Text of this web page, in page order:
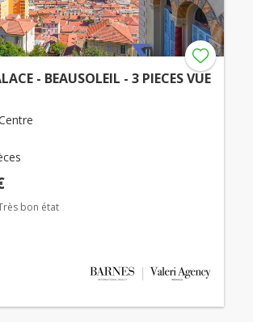
- BEAUSOLEIL - 3 PIECES VUE
bon état